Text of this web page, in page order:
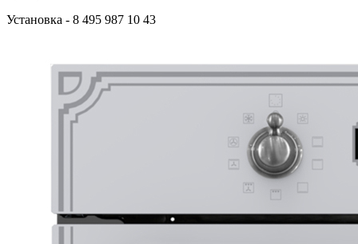
Установка - 8 495 987 10 43